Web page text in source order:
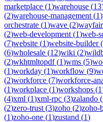
marketplace (1)warehouse (13
(2)warehouse-management (1)
orchestrate (1)wave (2)wayfair
(2)web-development (1)web-
(7)website (1)website-builder(
(6)wholesale (12)wiki (2)
(2)wkhtmltopdf(1)wms (5)
(1)workday (1)workflow (9)
(2)workforce (7)workforce-
(1)workplace (1)workshops (1
(4)xml (1)xml-rpc (3)zalando (
(2)zero-trust (3)zoho (2)zoho-
(1)zoho-one (1)zustand (1)